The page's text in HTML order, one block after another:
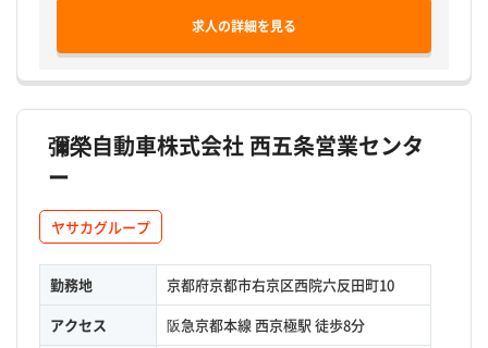
求人の詳細を見る
彌榮自動車株式会社 西五条営業センタ
ー
ヤサカグループ
勤務地
京都府京都市右京区西院六反田町10
アクセス
阪急京都本線 西京極駅 徒歩8分